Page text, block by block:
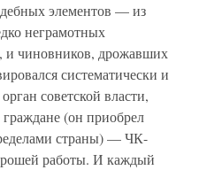
элементов — из
неграмотных
и чиновников, дрожавших
систематически и
советской власти,
граждане (он приобрел
страны) — ЧК-
работы. И каждый